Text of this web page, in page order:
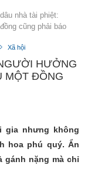
nhà tài phiệt:
cũng phải báo
Xã hội
HƯỞNG
MỘT ĐỒNG
gia nhưng không
hoa phú quý. Ẩn
gánh nặng mà chỉ